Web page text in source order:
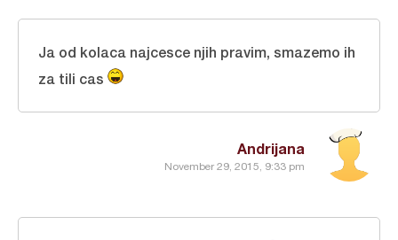
Andrijana
November 29, 2015, 9:33 pm
Ja od kolaca najcesce njih pravim, smazemo ih
za tili cas